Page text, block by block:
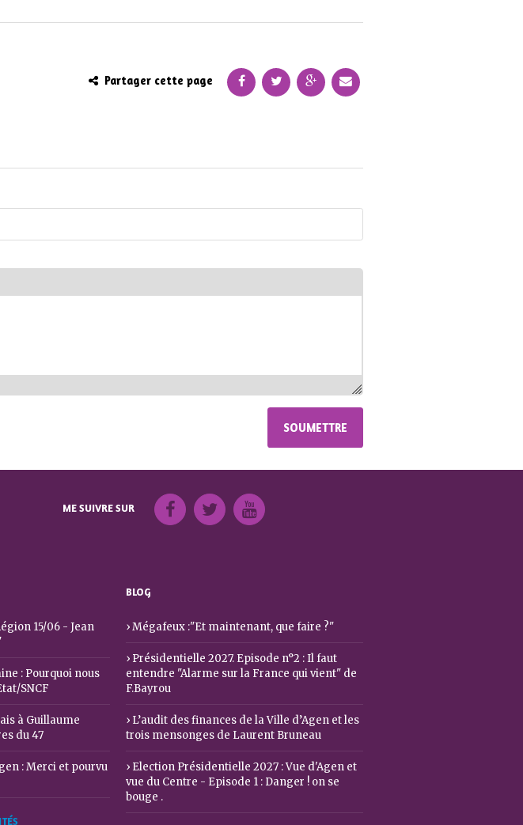
Partager cette page
ME SUIVRE SUR
15/06 - Jean
: Pourquoi nous
SNCF
à Guillaume
du 47
: Merci et pourvu
BLOG
Mégafeux :"Et maintenant, que faire ?"
Présidentielle 2027. Episode n°2 : Il faut
entendre "Alarme sur la France qui vient" de
F.Bayrou
L’audit des finances de la Ville d’Agen et les
trois mensonges de Laurent Bruneau
Election Présidentielle 2027 : Vue d'Agen et
vue du Centre - Episode 1 : Danger ! on se
bouge .